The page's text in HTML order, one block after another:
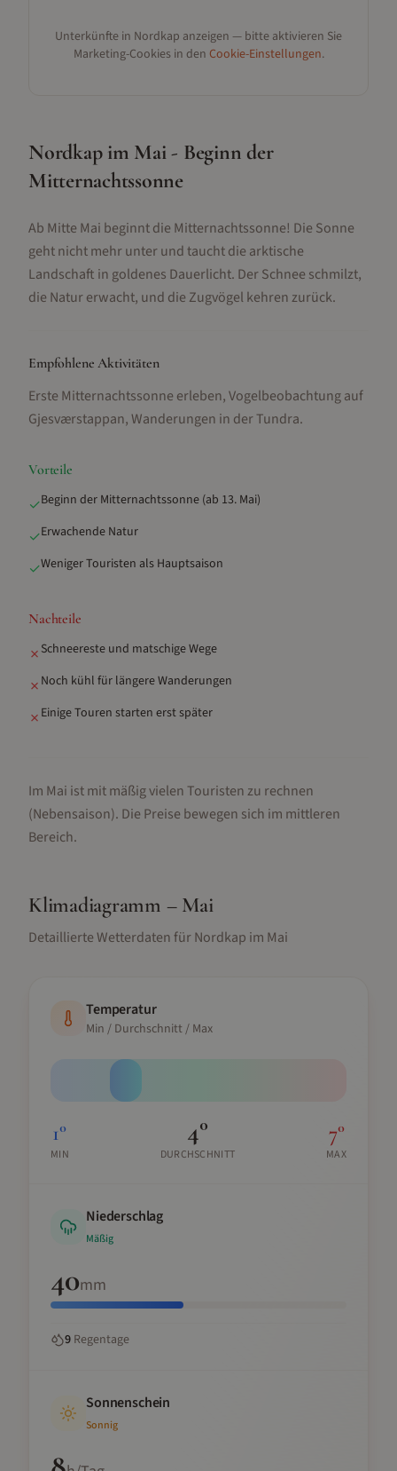
Unterkünfte in Nordkap anzeigen — bitte aktivieren Sie
Marketing-Cookies in den Cookie-Einstellungen.
Nordkap im Mai - Beginn der
Mitternachtssonne
Ab Mitte Mai beginnt die Mitternachtssonne! Die Sonne
geht nicht mehr unter und taucht die arktische
Landschaft in goldenes Dauerlicht. Der Schnee schmilzt,
die Natur erwacht, und die Zugvögel kehren zurück.
Empfohlene Aktivitäten
Erste Mitternachtssonne erleben, Vogelbeobachtung auf
Gjesværstappan, Wanderungen in der Tundra.
Vorteile
✓Beginn der Mitternachtssonne (ab 13. Mai)
✓Erwachende Natur
✓Weniger Touristen als Hauptsaison
Nachteile
✗ Schneereste und matschige Wege
✗ Noch kühl für längere Wanderungen
✗ Einige Touren starten erst später
Im Mai ist mit mäßig vielen Touristen zu rechnen
(Nebensaison). Die Preise bewegen sich im mittleren
Bereich.
Klimadiagramm – Mai
Detaillierte Wetterdaten fürNordkap im Mai
Temperatur
Min / Durchschnitt / Max
1°
MIN
4°
DURCHSCHNITT
7°
MAX
Niederschlag
Mäßig
40mm
9 Regentage
Sonnenschein
Sonnig